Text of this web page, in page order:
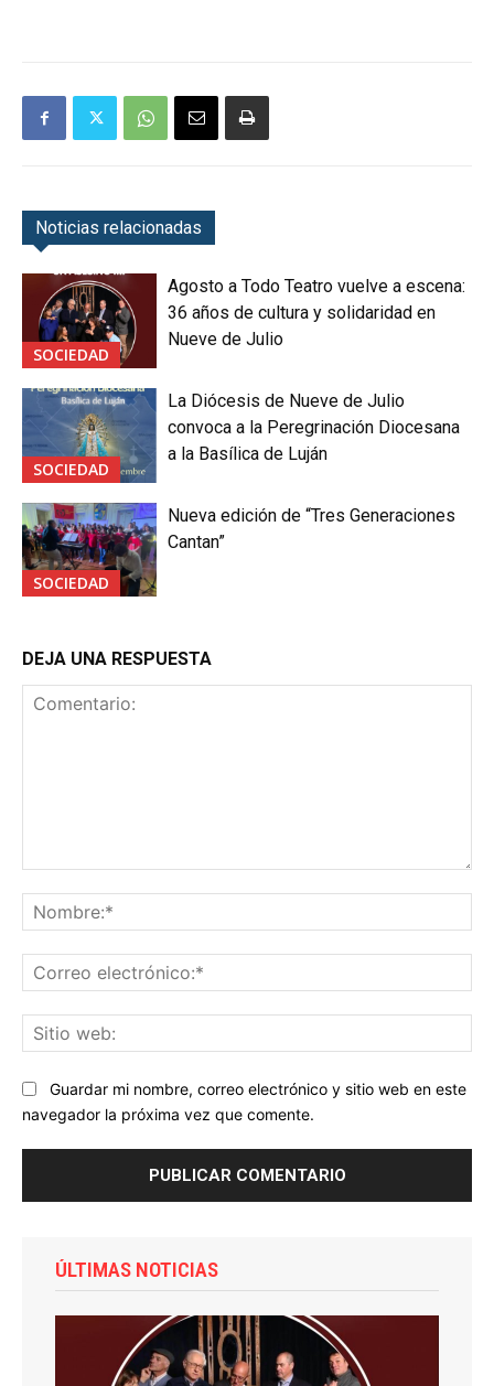
Noticias relacionadas
SOCIEDAD
Agosto a Todo Teatro vuelve a escena:
36 años de cultura y solidaridad en
Nueve de Julio
SOCIEDAD
La Diócesis de Nueve de Julio
convoca a la Peregrinación Diocesana
a la Basílica de Luján
SOCIEDAD
Nueva edición de “Tres Generaciones
Cantan”
DEJA UNA RESPUESTA
Guardar mi nombre, correo electrónico y sitio web en este
navegador la próxima vez que comente.
ÚLTIMAS NOTICIAS